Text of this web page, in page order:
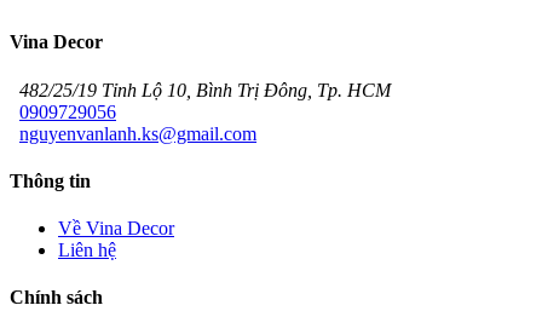
Vina Decor
482/25/19 Tỉnh Lộ 10, Bình Trị Đông, Tp. HCM
0909729056
nguyenvanlanh.ks@gmail.com
Thông tin
Về Vina Decor
Liên hệ
Chính sách